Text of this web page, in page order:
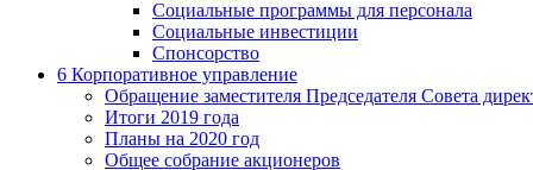
Социальные программы для персонала
Социальные инвестиции
Спонсорство
6 Корпоративное управление
Обращение заместителя Председателя Совета
Итоги 2019 года
Планы на 2020 год
Общее собрание акционеров